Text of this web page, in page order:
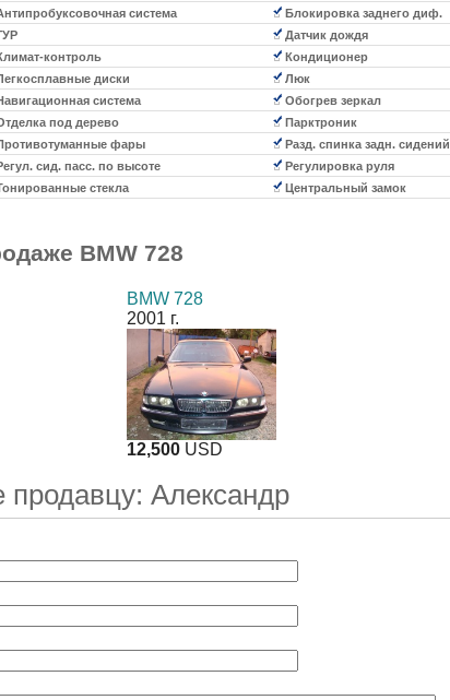
система
Блокировка заднего диф.
Датчик дождя
контроль
Кондиционер
диски
Люк
система
Обогрев зеркал
под дерево
Парктроник
фары
Разд. спинка задн. сидений
сид. пасс. по высоте
Регулировка руля
стекла
Центральный замок
BMW 728
BMW 728
2001 г.
12,500 USD
Александр